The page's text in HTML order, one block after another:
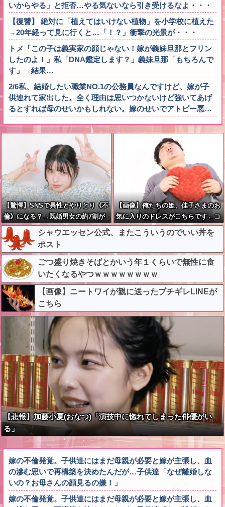
いからやる」と拒否…やる気ないなら引き受けるなよ・・・
【復讐】 絶対に「植えてはいけない植物」を小学校に植えた
→20年経って見に行くと…「！？」衝撃の光景が・・・
トメ「この子は義実家の顔じゃない！嫁が義妹旦那とフリン
したのよ！」私「DNA鑑定します？」義妹旦那「もちろんで
す」→結果…
2/6私、結婚したい職業NO.1の公務員なんですけど、嫁が子
供連れて家出した。全く理由は思いつかないけど強いてあげ
るとすれば母のせいかもしれない。嫁のせいでアトピー悪…
【驚愕】SNSで異性とやりとり《不
倫》になる？→既婚男女の約7割が
まさかの『こう』回答してしまうw
w w w w w w w
【画像】俺たちの姫、佳子さまのお
気に入りのドレスがこちらです←コ
レは可愛過ぎるw w w w w w w w
シャウエッセン公式、またこういうのでいい丼を
ポスト
ごつ盛り焼きそばとかいう年１くらいで無性に食
いたくなるやつｗｗｗｗｗｗｗｗ
【画像】ニートワイが親に送ったブチギレLINEが
こちら
【悲報】加藤小夏(おなつ)「演技中に惚れてしまった俳優がい
る」
嫁の不倫発覚。子供達にはまだ母親が必要と嫁が主張し、血
の滲む思いで再構築を決めたんだが…子供達「なぜ離婚しな
いの？お母さんの顔見るの嫌！」
嫁の不倫発覚。子供達にはまだ母親が必要と嫁が主張し、血